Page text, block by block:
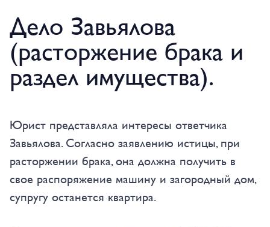
Дело Завьялова
(расторжение брака и
раздел имущества).
Юрист представляла интересы ответчика
Завьялова. Согласно заявлению истицы, при
расторжении брака, она должна получить в
свое распоряжение машину и загородный дом,
супругу останется квартира.